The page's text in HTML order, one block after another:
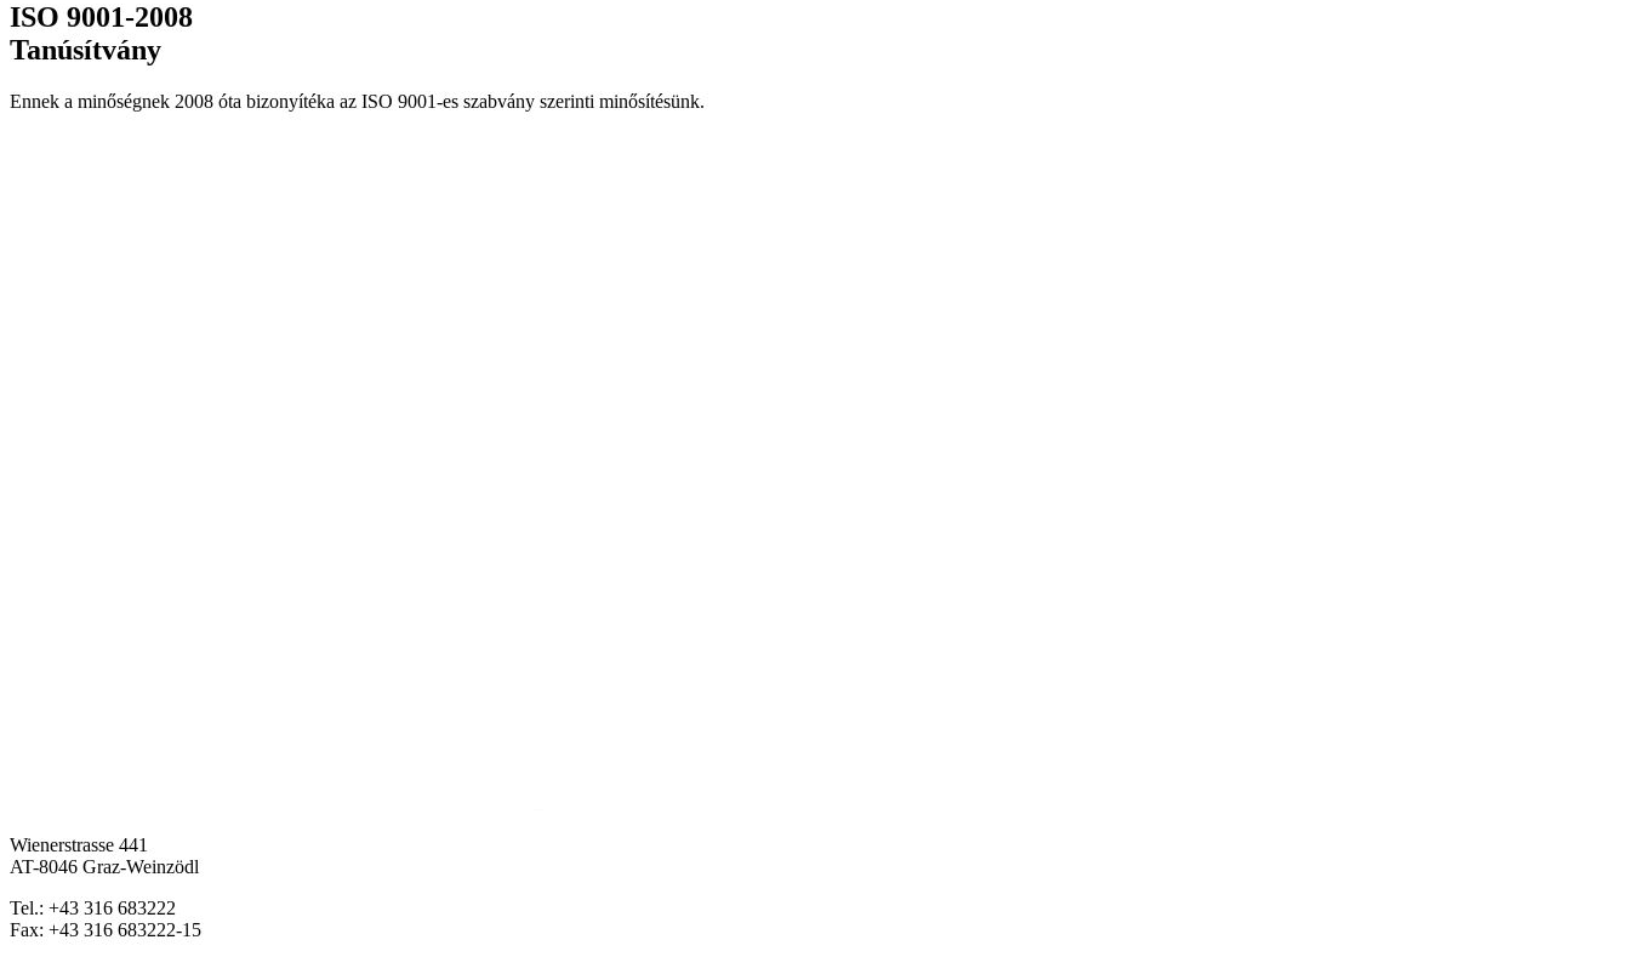
ISO 9001-2008
Tanúsítvány
Ennek a minőségnek 2008 óta bizonyítéka az ISO 9001-es szabvány szerinti minősítésünk.
Wienerstrasse 441
AT-8046 Graz-Weinzödl
Tel.: +43 316 683222
Fax: +43 316 683222-15